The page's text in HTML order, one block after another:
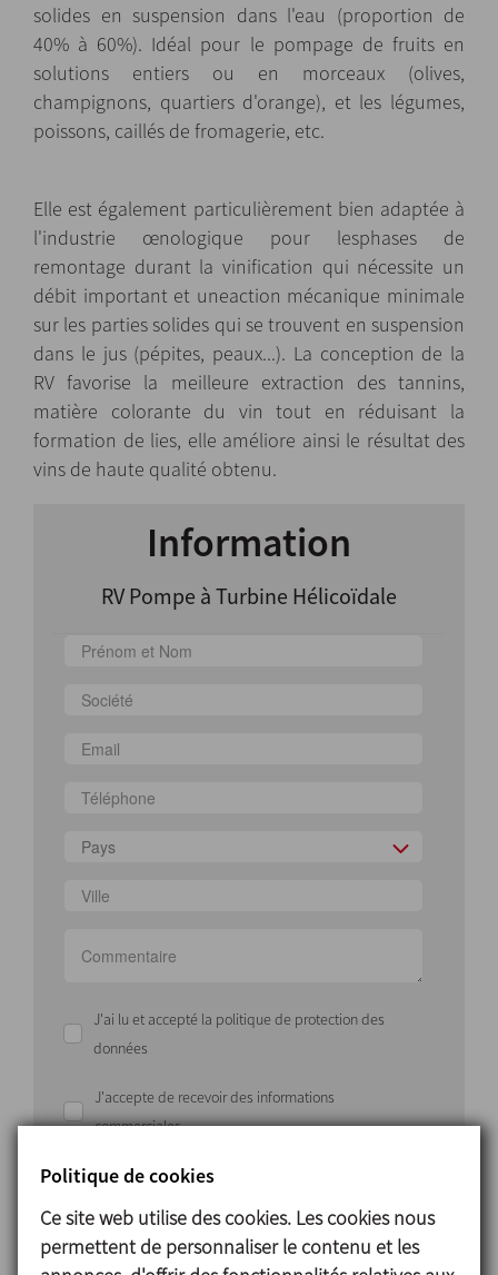
solides en suspension dans l'eau (proportion de
40% à 60%). Idéal pour le pompage de fruits en
solutions entiers ou en morceaux (olives,
champignons, quartiers d'orange), et les légumes,
poissons, caillés de fromagerie, etc.
Elle est également particulièrement bien adaptée à
l'industrie œnologique pour lesphases de
remontage durant la vinification qui nécessite un
débit important et uneaction mécanique minimale
sur les parties solides qui se trouvent en suspension
dans le jus (pépites, peaux...). La conception de la
RV favorise la meilleure extraction des tannins,
matière colorante du vin tout en réduisant la
formation de lies, elle améliore ainsi le résultat des
vins de haute qualité obtenu.
Information
RV Pompe à Turbine Hélicoïdale
Pays
J'ai lu et accepté la politique de protection des
données
J'accepte de recevoir des informations
commerciales
Politique de cookies
Ce site web utilise des cookies. Les cookies nous
permettent de personnaliser le contenu et les